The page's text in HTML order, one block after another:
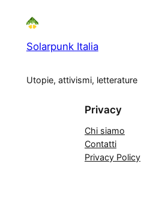
Solarpunk Italia
Utopie, attivismi, letterature
Privacy
Chi siamo
Contatti
Privacy Policy